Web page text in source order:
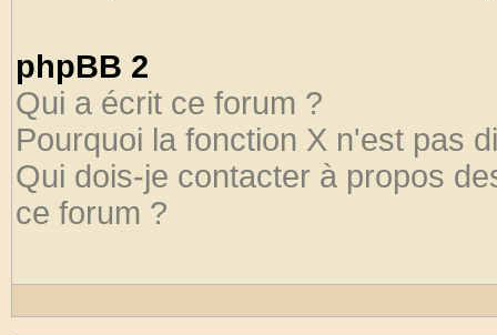
phpBB 2
Qui a écrit ce forum ?
Pourquoi la fonction X n'est pas
Qui dois-je contacter à propos
ce forum ?